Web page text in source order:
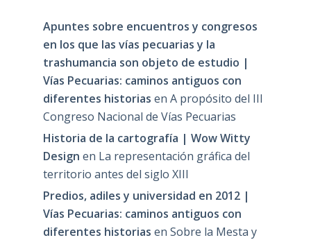
Apuntes sobre encuentros y congresos
en los que las vías pecuarias y la
trashumancia son objeto de estudio |
Vías Pecuarias: caminos antiguos con
diferentes historias en A propósito del III
Congreso Nacional de Vías Pecuarias
Historia de la cartografía | Wow Witty
Design en La representación gráfica del
territorio antes del siglo XIII
Predios, adiles y universidad en 2012 |
Vías Pecuarias: caminos antiguos con
diferentes historias en Sobre la Mesta y